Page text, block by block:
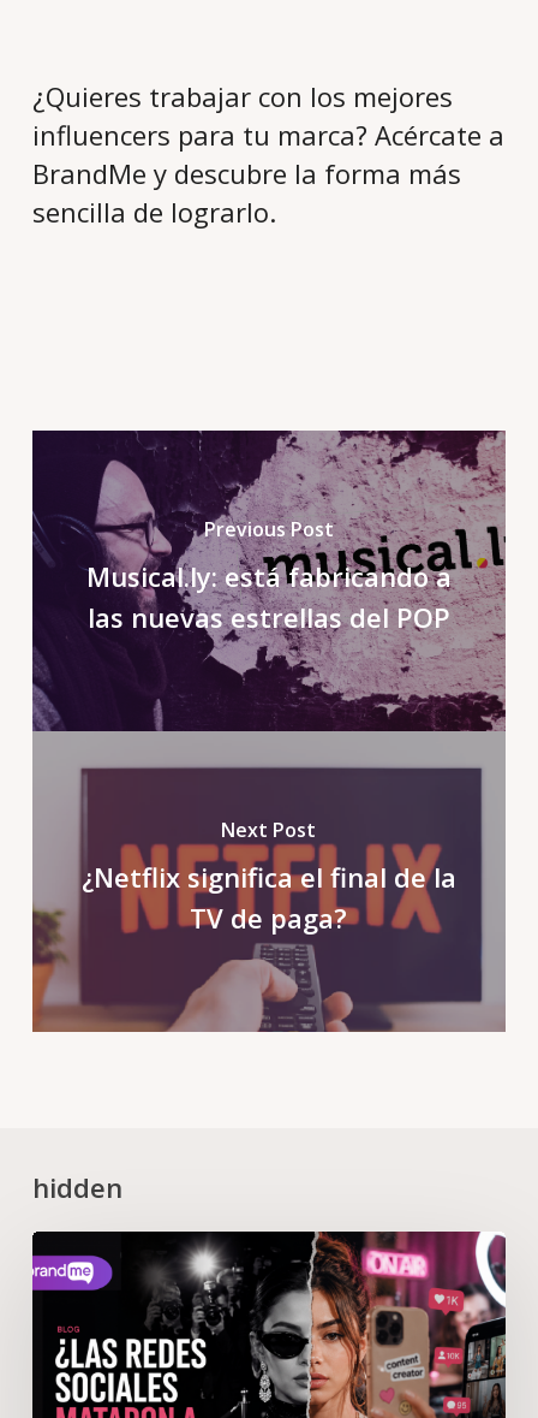
¿Quieres trabajar con los mejores
influencers para tu marca? Acércate a
BrandMe y descubre la forma más
sencilla de lograrlo.
Previous Post
Musical.ly: está fabricando a
las nuevas estrellas del POP
Next Post
¿Netflix significa el final de la
TV de paga?
hidden